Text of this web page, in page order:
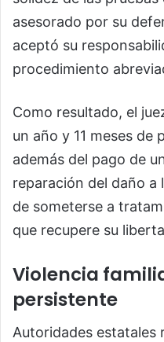
asesorado por su
aceptó su
procedimiento
Como resultado, el
un año y 11 meses de
además del pago de
reparación del daño a
de someterse a
que recupere su
Violencia
persistente
Autoridades estatales